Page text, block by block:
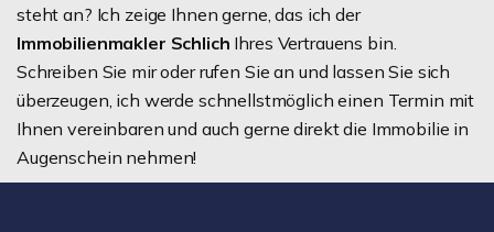
steht an? Ich zeige Ihnen gerne, das ich der
Immobilienmakler Schlich Ihres Vertrauens bin.
Schreiben Sie mir oder rufen Sie an und lassen Sie sich
überzeugen, ich werde schnellstmöglich einen Termin mit
Ihnen vereinbaren und auch gerne direkt die Immobilie in
Augenschein nehmen!